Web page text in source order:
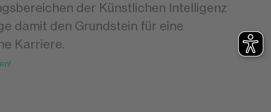
der Künstlichen Intelligenz
damit den Grundstein für eine
Karriere.